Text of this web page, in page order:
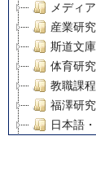
メディ
産業研
斯道文庫
体育研
教職課
福澤研
日本語